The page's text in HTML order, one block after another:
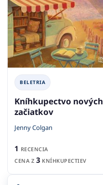
BELETRIA
Kníhkupectvo nových
začiatkov
Jenny Colgan
1 RECENCIA
CENA Z 3 KNÍHKUPECTIEV